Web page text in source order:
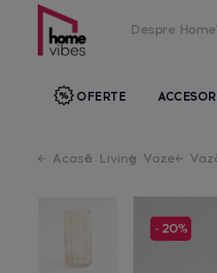
Despre
OFERTE
Acasă Living Vaze
- 20%